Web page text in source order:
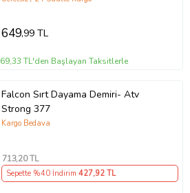
649,99 TL
69,33 TL'den Başlayan Taksitlerle
Falcon Sırt Dayama Demiri- Atv
Strong 377
Kargo Bedava
713,20 TL
Sepette %40 İndirim 427,92 TL